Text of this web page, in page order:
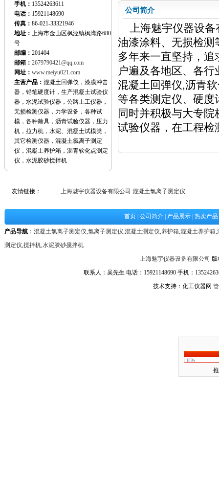
手机： 13524263611
电话： 15921148690
传真： 86-021-33321946
地址： 上海市金山区枫泾镇枫湾路680
号
邮编： 201404
邮箱： 2679790421@qq.com
网址： www.meiyu021.com
主营产品： 混凝土回弹仪，漆膜冲击
器，铅笔硬度计，生产混凝土试验仪
器，水泥试验仪器，公路土工仪器，
无损检测仪器，力学设备，各种试
模，各种筛具，沥青试验仪器，压力
机，拉力机，水泥、混凝土试模类，
其它检测仪器，混凝土氯离子测定
仪，混凝土养护箱，沥青软化点测定
仪，水泥胶砂搅拌机
公司简介
上海魅宇仪器设备
油漆涂料、无损检测
多年来一直坚持，
户遍及各地区、各行
混凝土回弹仪,沥青
等各类测定仪、硬度
同时并积极与大专
试验仪器，在工程检
友情链接： 上海魅宇仪器设备有限公司 混凝土氯离子测定仪
首页 公司简介 产品展示 热卖产品
产品导航 ： 混凝土氯离子测定仪,氯离子测定仪,混凝土测定仪,养护箱,混凝土养护箱,
测定仪,搅拌机,水泥胶砂搅拌机
上海魅宇仪器设备有限公司 版
联系人：吴先生 电话：15921148690 手机：
技术支持：化工仪器网